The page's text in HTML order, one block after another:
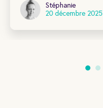
Stéphanie
20 décembre 2025